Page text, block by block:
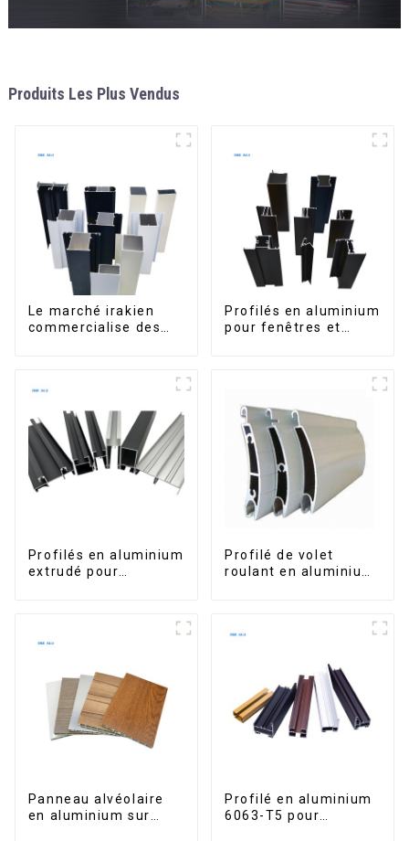
Produits Les Plus Vendus
Le marché irakien
commercialise des
Profilés en aluminium
pour fenêtres et
Profilés en aluminium
extrudé pour
Profilé de volet
roulant en aluminium
Panneau alvéolaire
en aluminium sur
Profilé en aluminium
6063-T5 pour